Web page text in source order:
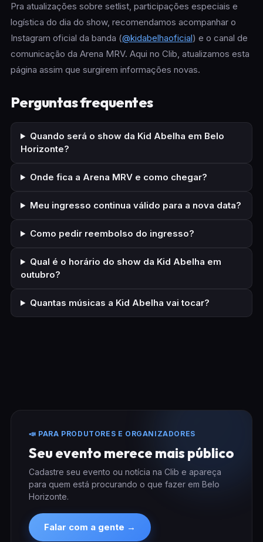
Pra atualizações sobre setlist, participações especiais e
logística do dia do show, recomendamos acompanhar o
Instagram oficial da banda (@kidabelhaoficial) e o canal de
comunicação da Arena MRV. Aqui no Clib, atualizamos esta
página assim que surgirem informações novas.
Perguntas frequentes
Quando será o show da Kid Abelha em Belo
Horizonte?
Onde fica a Arena MRV e como chegar?
Meu ingresso continua válido para a nova data?
Como pedir reembolso do ingresso?
Qual é o horário do show da Kid Abelha em
outubro?
Quantas músicas a Kid Abelha vai tocar?
📣 PARA PRODUTORES E ORGANIZADORES
Seu evento merece mais público
Cadastre seu evento ou notícia na Clib e apareça
para quem está procurando o que fazer em Belo
Horizonte.
Falar com a gente →